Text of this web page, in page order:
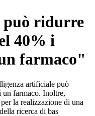
può ridurre
40% i
farmaco"
artificiale può
farmaco. Inoltre,
la realizzazione di una
ricerca di bas